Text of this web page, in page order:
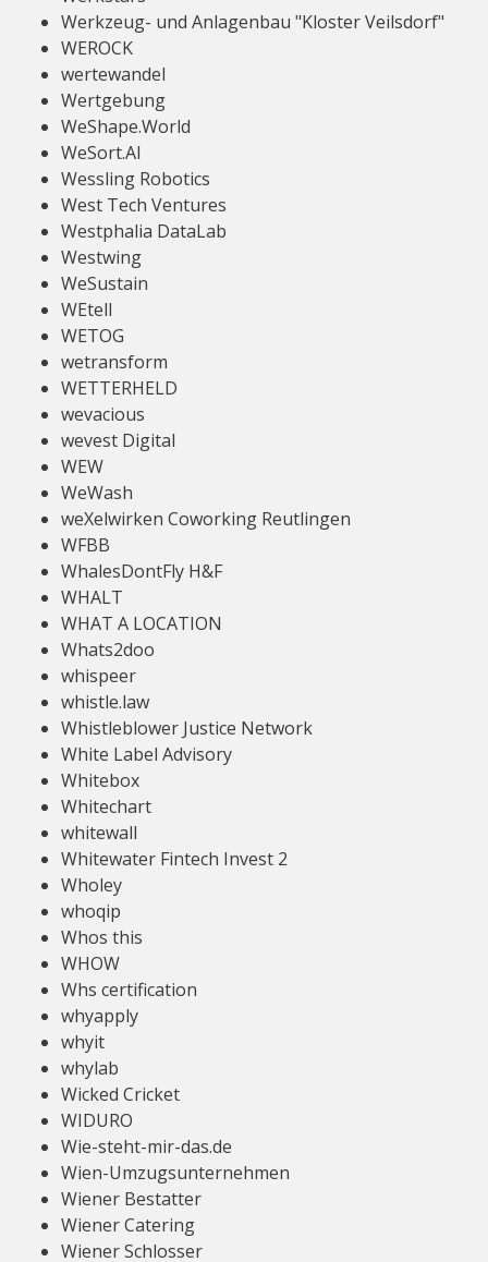
Werkzeug- und Anlagenbau "Kloster Veilsdorf"
WEROCK
wertewandel
Wertgebung
WeShape.World
WeSort.AI
Wessling Robotics
West Tech Ventures
Westphalia DataLab
Westwing
WeSustain
WEtell
WETOG
wetransform
WETTERHELD
wevacious
wevest Digital
WEW
WeWash
weXelwirken Coworking Reutlingen
WFBB
WhalesDontFly H&F
WHALT
WHAT A LOCATION
Whats2doo
whispeer
whistle.law
Whistleblower Justice Network
White Label Advisory
Whitebox
Whitechart
whitewall
Whitewater Fintech Invest 2
Wholey
whoqip
Whos this
WHOW
Whs certification
whyapply
whyit
whylab
Wicked Cricket
WIDURO
Wie-steht-mir-das.de
Wien-Umzugsunternehmen
Wiener Bestatter
Wiener Catering
Wiener Schlosser